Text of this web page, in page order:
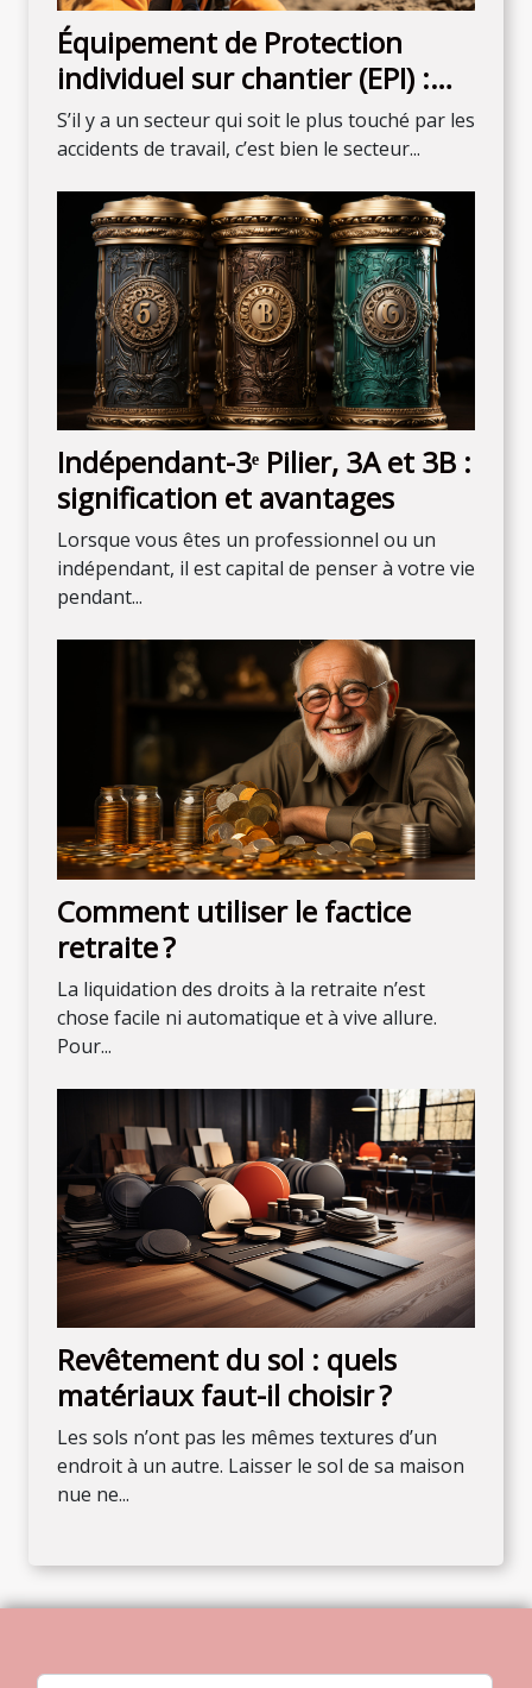
Équipement de Protection
individuel sur chantier (EPI) :
que faut-il savoir ?
S’il y a un secteur qui soit le plus touché par les
accidents de travail, c’est bien le secteur...
Indépendant-3ᵉ Pilier, 3A et 3B :
signification et avantages
Lorsque vous êtes un professionnel ou un
indépendant, il est capital de penser à votre vie
pendant...
Comment utiliser le factice
retraite ?
La liquidation des droits à la retraite n’est
chose facile ni automatique et à vive allure.
Pour...
Revêtement du sol : quels
matériaux faut-il choisir ?
Les sols n’ont pas les mêmes textures d’un
endroit à un autre. Laisser le sol de sa maison
nue ne...